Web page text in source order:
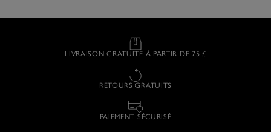
LIVRAISON GRATUITE À PARTIR DE 75 £
RETOURS GRATUITS
PAIEMENT SÉCURISÉ